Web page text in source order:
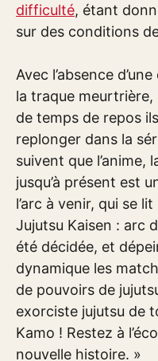
difficulté, étant
sur des conditions
Avec l’absence
la traque meurtrière,
de temps de repos
replonger dans la
suivent que l’anime,
jusqu’à présent est
l’arc à venir, qui se
Jujutsu Kaisen : arc
été décidée, et
dynamique les
de pouvoirs de
exorciste jujutsu de
Kamo ! Restez à
nouvelle histoire. »